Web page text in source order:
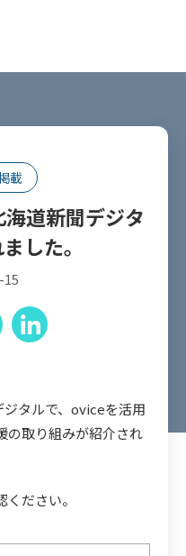
載
道新聞デジタ
した。
15
タルで、oviceを活用
の取り組みが紹介され
ださい。